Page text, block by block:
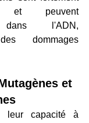
et peuvent
dans l'ADN,
dommages
et
leur capacité à